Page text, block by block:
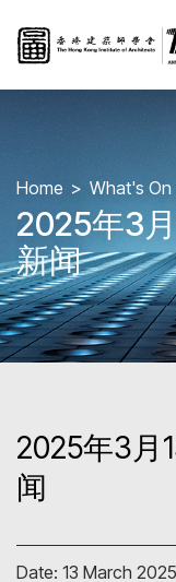
Home What's On
2025年3
新闻
2025年3月
闻
Date: 13 March 2025